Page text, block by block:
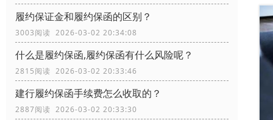
履约保证金和履约保函的区别？
3003阅读 2026-03-02 20:34:08
什么是履约保函,履约保函有什么风险呢？
2815阅读 2026-03-02 20:33:46
建行履约保函手续费怎么收取的？
2887阅读 2026-03-02 20:33:30